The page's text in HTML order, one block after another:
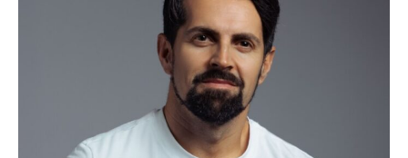
Castellano: Nativo
Gallego: Nativo